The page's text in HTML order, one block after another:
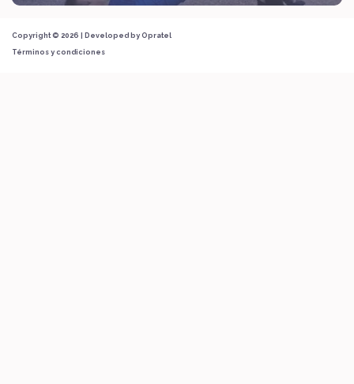
Copyright © 2026 | Developed by Opratel
Términos y condiciones